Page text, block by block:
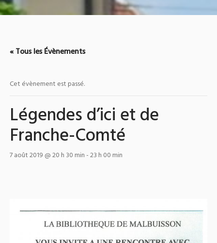
« Tous les Évènements
Cet évènement est passé.
Légendes d’ici et de
Franche-Comté
7 août 2019 @ 20 h 30 min-23 h 00 min